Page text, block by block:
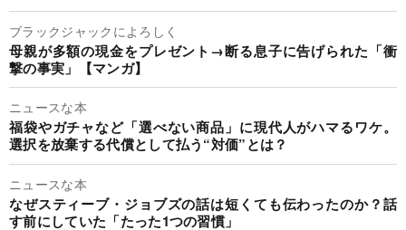
ブラックジャックによろしく
母親が多額の現金をプレゼント→断る息子に告げられた「衝
撃の事実」【マンガ】
ニュースな本
福袋やガチャなど「選べない商品」に現代人がハマるワケ。
選択を放棄する代償として払う“対価”とは？
ニュースな本
なぜスティーブ・ジョブズの話は短くても伝わったのか？話
す前にしていた「たった1つの習慣」